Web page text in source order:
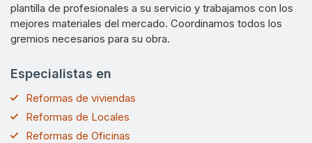
plantilla de profesionales a su servicio y trabajamos con los
mejores materiales del mercado. Coordinamos todos los
gremios necesarios para su obra.
Especialistas en
Reformas de viviendas
Reformas de Locales
Reformas de Oficinas